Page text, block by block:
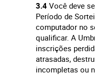
3.4 Você deve
Período de
computador no
qualificar. A
inscrições
atrasadas,
incompletas ou